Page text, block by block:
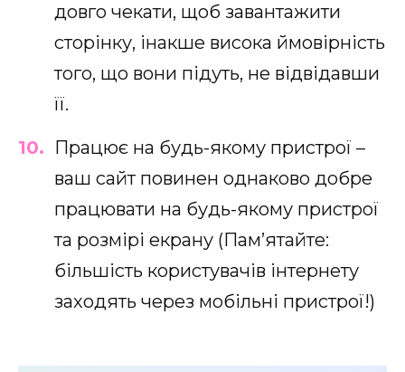
довго чекати, щоб завантажити
сторінку, інакше висока ймовірність
того, що вони підуть, не відвідавши
її.
Працює на будь-якому пристрої –
ваш сайт повинен однаково добре
працювати на будь-якому пристрої
та розмірі екрану (Пам’ятайте:
більшість користувачів інтернету
заходять через мобільні пристрої!)